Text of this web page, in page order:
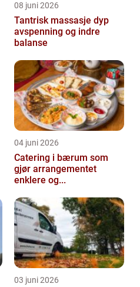
08 juni 2026
Tantrisk massasje dyp
avspenning og indre
balanse
04 juni 2026
Catering i bærum som
gjør arrangementet
enklere og...
03 juni 2026